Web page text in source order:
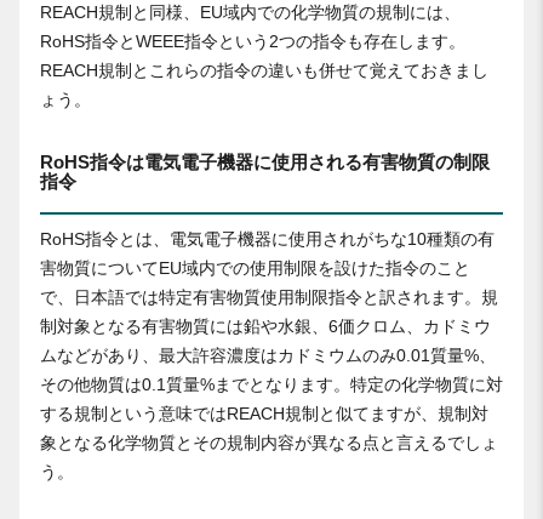
REACH規制と同様、EU域内での化学物質の規制には、
RoHS指令とWEEE指令という2つの指令も存在します。
REACH規制とこれらの指令の違いも併せて覚えておきまし
ょう。
RoHS指令は電気電子機器に使用される有害物質の制限
指令
RoHS指令とは、電気電子機器に使用されがちな10種類の有
害物質についてEU域内での使用制限を設けた指令のこと
で、日本語では特定有害物質使用制限指令と訳されます。規
制対象となる有害物質には鉛や水銀、6価クロム、カドミウ
ムなどがあり、最大許容濃度はカドミウムのみ0.01質量%、
その他物質は0.1質量%までとなります。特定の化学物質に対
する規制という意味ではREACH規制と似てますが、規制対
象となる化学物質とその規制内容が異なる点と言えるでしょ
う。